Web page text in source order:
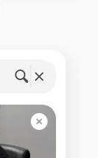
личных
оперативно
запишут на
доставки или